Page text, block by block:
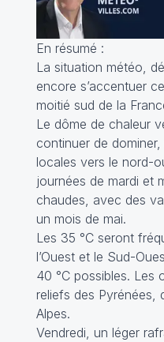
En résumé :
La situation météo,
encore s’accentuer
moitié sud de la
Le dôme de chaleur
continuer de
locales vers le nord-
journées de mardi et
chaudes, avec des
un mois de mai.
Les 35 °C seront
l’Ouest et le Sud-
40 °C possibles. Les
reliefs des Pyrénées,
Alpes.
Vendredi, un léger